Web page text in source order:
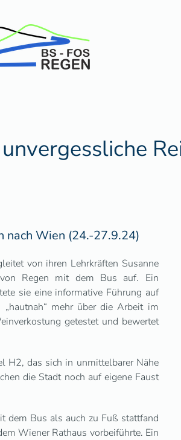
nach Wien (24.-27.9.24)
von ihren Lehrkräften Susanne
Regen mit dem Bus auf. Ein
sie eine informative Führung auf
mehr über die Arbeit im
getestet und bewertet
H2, das sich in unmittelbarer Nähe
die Stadt noch auf eigene Faust
dem Bus als auch zu Fuß stattfand
Wiener Rathaus vorbeiführte. Ein